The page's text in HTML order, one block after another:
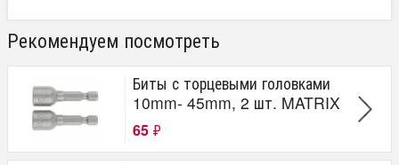
Рекомендуем посмотреть
Биты с торцевыми головками
10mm- 45mm, 2 шт. MATRIX
65 ₽